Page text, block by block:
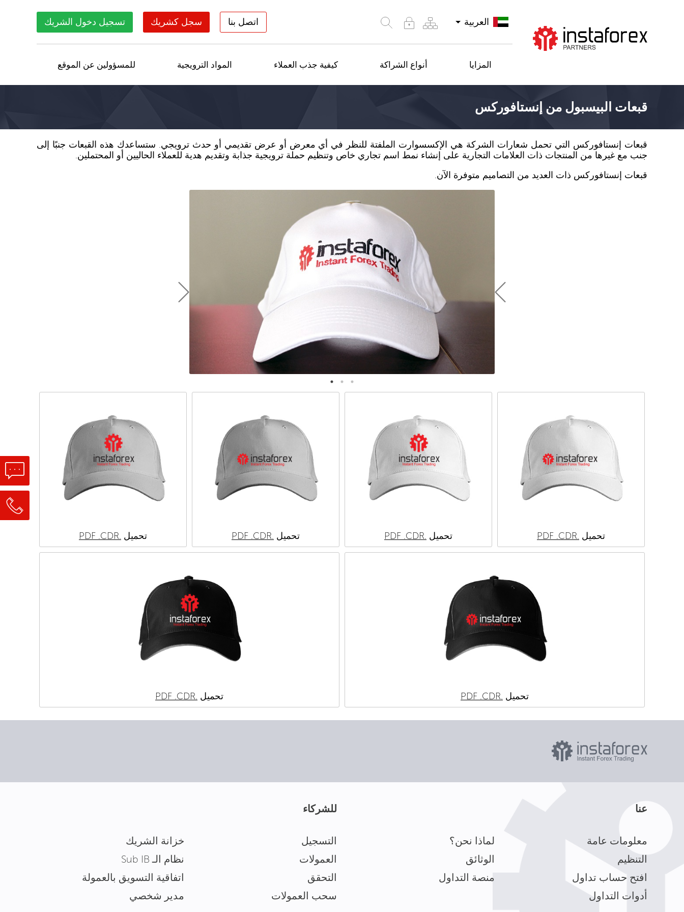
العربية اتصل بنا سجل كشريك تسجيل دخول الشريك
المزايا أنواع الشراكة كيفية جذب العملاء المواد الترويجية للمسؤولين عن الموقع
قبعات البيسبول من إنستافوركس
قبعات إنستافوركس التي تحمل شعارات الشركة هي الإكسسوارت الملفتة للنظر في أي معرض أو عرض تقديمي أو حدث ترويجي. ستساعدك هذه القبعات جنبًا إلى
جنب مع غيرها من المنتجات ذات العلامات التجارية على إنشاء نمط اسم تجاري خاص وتنظيم حملة ترويجية جذابة وتقديم هدية للعملاء الحاليين أو المحتملين.
قبعات إنستافوركس ذات العديد من التصاميم متوفرة الآن.
تحميل .PDF
.CDR تحميل .PDF
.CDR تحميل .PDF
.CDR تحميل .PDF
.CDR
تحميل .PDF
.CDR تحميل .PDF
.CDR
عنا
معلومات عامة
لماذا نحن؟
التنظيم
الوثائق
افتح حساب تداول
منصة التداول
أدوات التداول
للشركاء
التسجيل
خزانة الشريك
العمولات
نظام الـ Sub IB
التحقق
اتفاقية التسويق بالعمولة
سحب العمولات
مدير شخصي